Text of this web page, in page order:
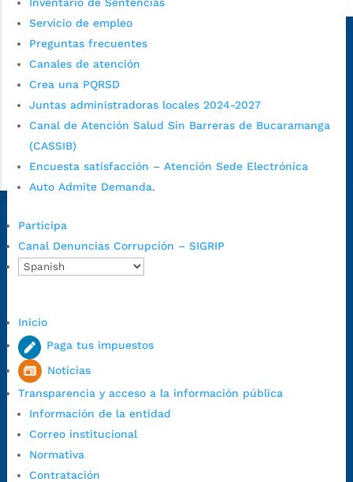
Servicio de empleo
Preguntas frecuentes
Canales de atención
Crea una PQRSD
Juntas administradoras locales 2024-2027
Canal de Atención Salud Sin Barreras de Bucaramanga
(CASSIB)
Encuesta satisfacción – Atención Sede Electrónica
Auto Admite Demanda.
Participa
Canal Denuncias Corrupción – SIGRIP
Inicio
Paga tus impuestos
Noticias
Transparencia y acceso a la información pública
Información de la entidad
Correo institucional
Normativa
Contratación
Sede principal
Dirección Fase I:
Colombia.
Dirección Fase II:Carrera 11 # 34-52, Bucaramanga, Santander,
Horario de Atención:
1:00 p.m. a 5:30 p.m. / viernes jornada continua en el horario de
7:00 a.m. a 5:00 p.m., con 30 minutos de descanso al medio día.
Horario de Atención CAME (Central):